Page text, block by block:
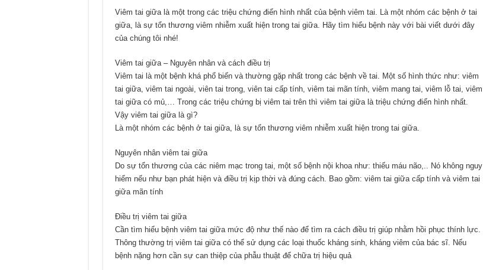
Viêm tai giữa là một trong các triệu chứng điển hình nhất của bệnh viêm tai. Là một nhóm các bệnh ở tai
giữa, là sự tổn thương viêm nhiễm xuất hiện trong tai giữa. Hãy tìm hiểu bệnh này với bài viết dưới đây
của chúng tôi nhé!
Viêm tai giữa – Nguyên nhân và cách điều trị
Viêm tai là một bệnh khá phổ biến và thường gặp nhất trong các bệnh về tai. Một số hình thức như: viêm
tai giữa, viêm tai ngoài, viên tai trong, viên tai cấp tính, viêm tai mãn tính, viêm mang tai, viêm lỗ tai, viêm
tai giữa có mủ,… Trong các triệu chứng bị viêm tai trên thì viêm tai giữa là triệu chứng điển hình nhất.
Vậy viêm tai giữa là gì?
Là một nhóm các bệnh ở tai giữa, là sự tổn thương viêm nhiễm xuất hiện trong tai giữa.
Nguyên nhân viêm tai giữa
Do sự tổn thương của các niêm mạc trong tai, một số bệnh nội khoa như: thiếu máu não,.. Nó không nguy
hiểm nếu như bạn phát hiện và điều trị kịp thời và đúng cách. Bao gồm: viêm tai giữa cấp tính và viêm tai
giữa mãn tính
Điều trị viêm tai giữa
Cần tìm hiểu bệnh viêm tai giữa mức độ như thế nào để tìm ra cách điều trị giúp nhằm hồi phục thính lực.
Thông thường trị viêm tai giữa có thể sử dụng các loại thuốc kháng sinh, kháng viêm của bác sĩ. Nếu
bệnh nặng hơn cần sự can thiệp của phẫu thuật để chữa trị hiệu quả